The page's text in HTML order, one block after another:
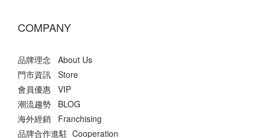
COMPANY
品牌理念 About Us
門市資訊 Store
會員優惠 VIP
潮流趨勢 BLOG
海外經銷 Franchising
品牌合作進駐 Cooperation